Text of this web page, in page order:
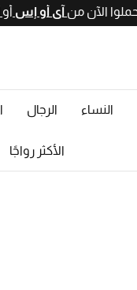
آي أو
النساء الرجال
الأكثر رواجًا